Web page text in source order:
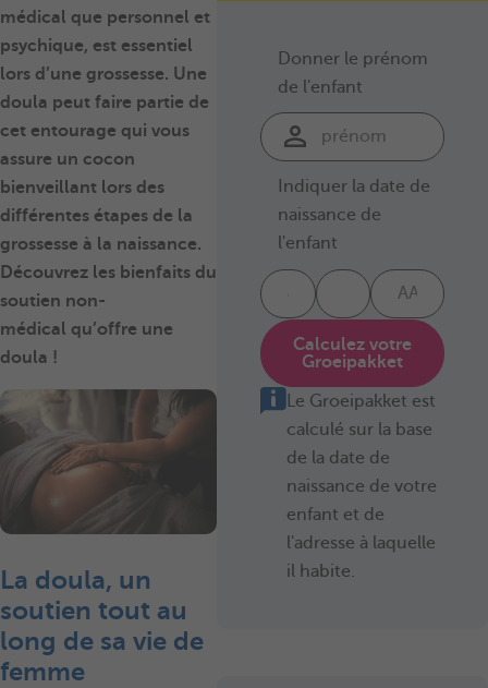
médical que personnel et
psychique, est essentiel
lors d’une grossesse. Une
doula peut faire partie de
cet entourage qui vous
assure un cocon
bienveillant lors des
différentes étapes de la
grossesse à la naissance.
Découvrez les bienfaits du
soutien non-
médical qu’offre une
doula !
La doula, un
soutien tout au
long de sa vie de
femme
Donner le prénom
de l'enfant
Indiquer la date de
naissance de
l'enfant
Calculez votre
Groeipakket
Le Groeipakket est
calculé sur la base
de la date de
naissance de votre
enfant et de
l'adresse à laquelle
il habite.